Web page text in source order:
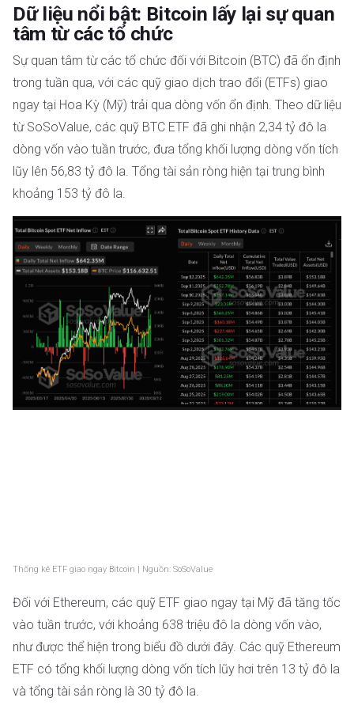
Dữ liệu nổi bật: Bitcoin lấy lại sự quan
tâm từ các tổ chức
Sự quan tâm từ các tổ chức đối với Bitcoin (BTC) đã ổn định
trong tuần qua, với các quỹ giao dịch trao đổi (ETFs) giao
ngay tại Hoa Kỳ (Mỹ) trải qua dòng vốn ổn định. Theo dữ liệu
từ SoSoValue, các quỹ BTC ETF đã ghi nhận 2,34 tỷ đô la
dòng vốn vào tuần trước, đưa tổng khối lượng dòng vốn tích
lũy lên 56,83 tỷ đô la. Tổng tài sản ròng hiện tại trung bình
khoảng 153 tỷ đô la.
Thống kê ETF giao ngay Bitcoin | Nguồn: SoSoValue
Đối với Ethereum, các quỹ ETF giao ngay tại Mỹ đã tăng tốc
vào tuần trước, với khoảng 638 triệu đô la dòng vốn vào,
như được thể hiện trong biểu đồ dưới đây. Các quỹ Ethereum
ETF có tổng khối lượng dòng vốn tích lũy hơi trên 13 tỷ đô la
và tổng tài sản ròng là 30 tỷ đô la.